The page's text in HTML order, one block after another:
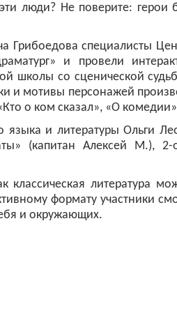
люди? Не поверите: герои
Грибоедова специалисты
и провели
школы со сценической
и мотивы персонажей
о ком сказал», «О
языка и литературы Ольги
(капитан Алексей М.),
литература
формату участники
и окружающих.